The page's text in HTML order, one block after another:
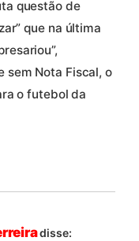
questão de
que na última
sem Nota Fiscal, o
o futebol da
disse: